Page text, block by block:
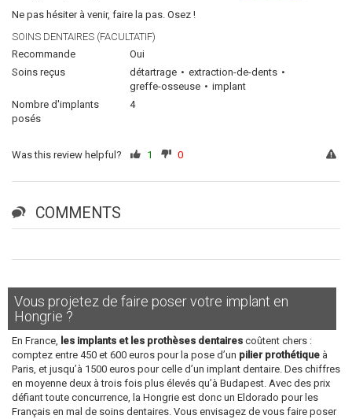
Ne pas hésiter à venir, faire la pas. Osez !
SOINS DENTAIRES (FACULTATIF)
Recommande
Oui
Soins reçus
détartrage
extraction-de-dents
greffe-osseuse
implant
Nombre d'implants
posés
4
Was this review helpful? 1 0
COMMENTS
Vous projetez de faire poser votre implant en
Hongrie ?
En France, les implants et les prothèses dentaires coûtent chers :
comptez entre 450 et 600 euros pour la pose d’un pilier prothétique à
Paris, et jusqu’à 1500 euros pour celle d’un implant dentaire. Des chiffres
en moyenne deux à trois fois plus élevés qu’à Budapest. Avec des prix
défiant toute concurrence, la Hongrie est donc un Eldorado pour les
Français en mal de soins dentaires. Vous envisagez de vous faire poser